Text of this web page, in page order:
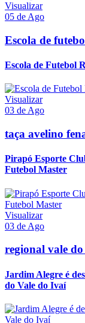
Visualizar
05 de Ago
Escola de
Escola de Futebol
Visualizar
03 de Ago
taça avelino
Pirapó Esporte
Futebol Master
Visualizar
03 de Ago
regional vale
Jardim Alegre é
do Vale do Ivaí